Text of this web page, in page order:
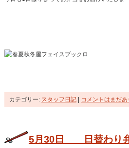
カテゴリー: スタッフ日記| コメントはまだ
5月30日 日替わり